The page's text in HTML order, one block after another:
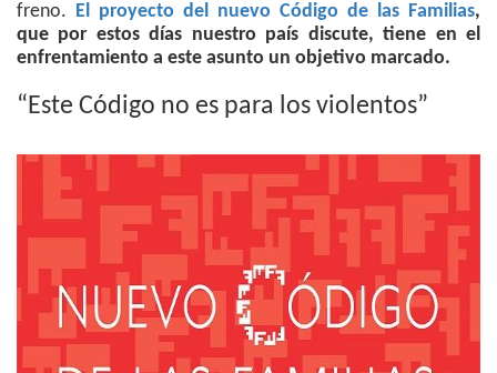
freno. El proyecto del nuevo Código de las Familias,
que por estos días nuestro país discute, tiene en el
enfrentamiento a este asunto un objetivo marcado.
“Este Código no es para los violentos”